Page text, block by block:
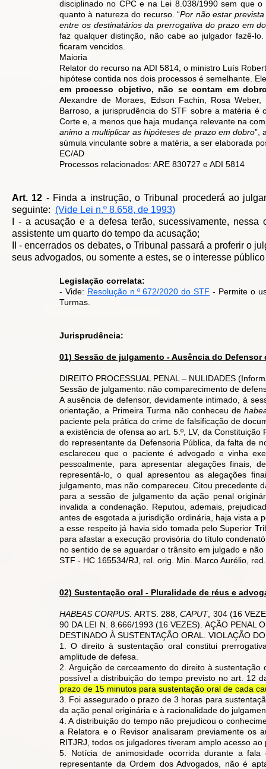
disciplinado no CPC e na Lei 8.038/1990 sem que
quanto à natureza do recurso. “Por não estar
entre os destinatários da prerrogativa do prazo em
faz qualquer distinção, não cabe ao julgador fazê-
ficaram vencidos.
Maioria
Relator do recurso na ADI 5814, o ministro Luís
hipótese contida nos dois processos é semelhante.
em processo objetivo, não se contam em
Alexandre de Moraes, Edson Fachin, Rosa
Barroso, a jurisprudência do STF sobre a matéria é
Corte e, a menos que haja mudança relevante na
animo a multiplicar as hipóteses de prazo em dobro”,
súmula vinculante sobre a matéria, a ser elaborada
EC/AD
Processos relacionados: ARE 830727 e ADI 5814
Art. 12 - Finda a instrução, o Tribunal procederá ao
seguinte: (Vide Lei n.º 8.658, de 1993)
I - a acusação e a defesa terão, sucessivamente,
assistente um quarto do tempo da acusação;
II - encerrados os debates, o Tribunal passará a proferir o
seus advogados, ou somente a estes, se o interesse
Legislação correlata:
- Vide: Resolução n.º 672/2020 do STF - Permite o
Turmas.
Jurisprudência:
01) Sessão de julgamento - Ausência do
DIREITO PROCESSUAL PENAL – NULIDADES
Sessão de julgamento: não comparecimento de
A ausência de defensor, devidamente intimado, à
orientação, a Primeira Turma não conheceu de
paciente pela prática do crime de falsificação de
a existência de ofensa ao art. 5.º, LV, da
do representante da Defensoria Pública, da falta de
esclareceu que o paciente é advogado e vinha
pessoalmente, para apresentar alegações finais,
representá-lo, o qual apresentou as alegações
julgamento, mas não compareceu. Citou precedente
para a sessão de julgamento da ação penal
invalida a condenação. Reputou, ademais,
antes de esgotada a jurisdição ordinária, haja vista a
a esse respeito já havia sido tomada pelo Superior
para afastar a execução provisória do título
no sentido de se aguardar o trânsito em julgado e
STF - HC 165534/RJ, rel. orig. Min. Marco Aurélio,
02) Sustentação oral - Pluralidade de réus e
HABEAS CORPUS . ARTS. 288,CAPUT, 304 (16
90 DA LEI N. 8.666/1993 (16 VEZES). AÇÃO PENAL
DESTINADO À SUSTENTAÇÃO ORAL. VIOLAÇÃO
1. O direito à sustentação oral constitui
amplitude de defesa.
2. Arguição de cerceamento do direito à
possível a distribuição do tempo previsto no art. 12
prazo de 15 minutos para sustentação oral de cada
3. Foi assegurado o prazo de 3 horas para
da ação penal originária e à racionalidade do
4. A distribuição do tempo não prejudicou o
a Relatora e o Revisor analisaram previamente os
RITJRJ, todos os julgadores tiveram amplo acesso
5. Notícia de animosidade ocorrida durante a
representante da Ordem dos Advogados, não é